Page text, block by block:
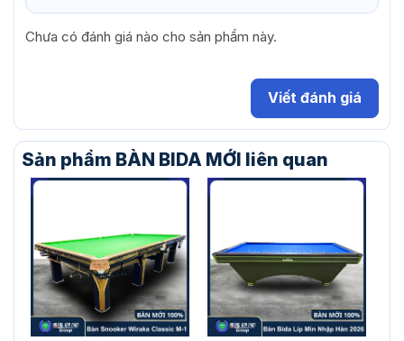
Chưa có đánh giá nào cho sản phẩm này.
Viết đánh giá
Sản phẩm BÀN BIDA MỚI liên quan